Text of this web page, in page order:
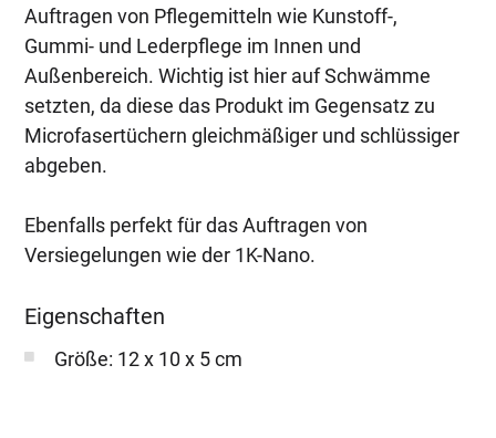
Auftragen von Pflegemitteln wie Kunstoff-,
Gummi- und Lederpflege im Innen und
Außenbereich. Wichtig ist hier auf Schwämme
setzten, da diese das Produkt im Gegensatz zu
Microfasertüchern gleichmäßiger und schlüssiger
abgeben.
Ebenfalls perfekt für das Auftragen von
Versiegelungen wie der 1K-Nano.
Eigenschaften
Größe: 12 x 10 x 5 cm